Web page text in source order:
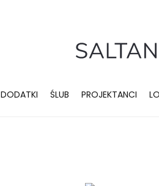
DODATKI ŚLUB PROJEKTANCI